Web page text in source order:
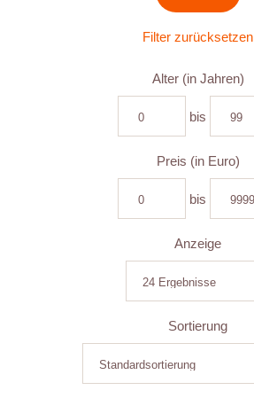
Filter zurücksetzen
Alter (in Jahren)
bis
Preis (in Euro)
bis
Anzeige
Sortierung